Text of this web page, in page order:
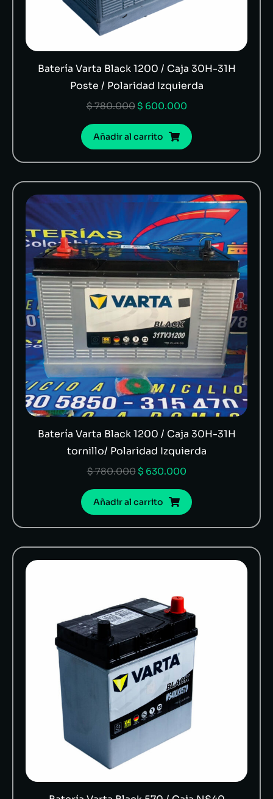
Batería Varta Black 1200 / Caja 30H-31H
Poste / Polaridad Izquierda
$780.000 $ 600.000
Añadir al carrito
Batería Varta Black 1200 / Caja 30H-31H
tornillo/ Polaridad Izquierda
$780.000 $ 630.000
Añadir al carrito